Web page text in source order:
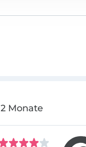
Monate